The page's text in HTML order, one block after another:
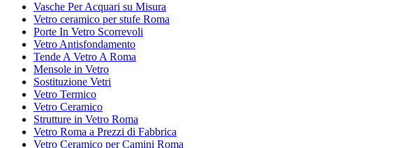
Vasche Per Acquari su Misura
Vetro ceramico per stufe Roma
Porte In Vetro Scorrevoli
Vetro Antisfondamento
Tende A Vetro A Roma
Mensole in Vetro
Sostituzione Vetri
Vetro Termico
Vetro Ceramico
Strutture in Vetro Roma
Vetro Roma a Prezzi di Fabbrica
Vetro Ceramico per Camini Roma